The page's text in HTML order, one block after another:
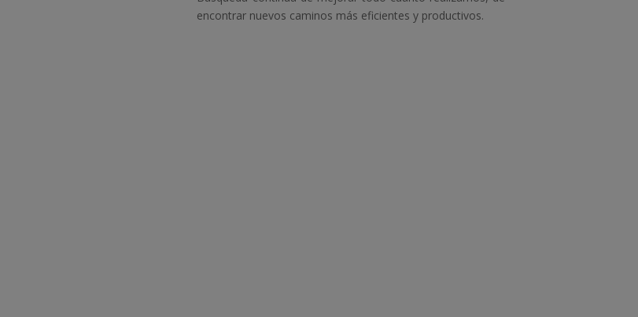
encontrar nuevos caminos más eficientes y productivos.